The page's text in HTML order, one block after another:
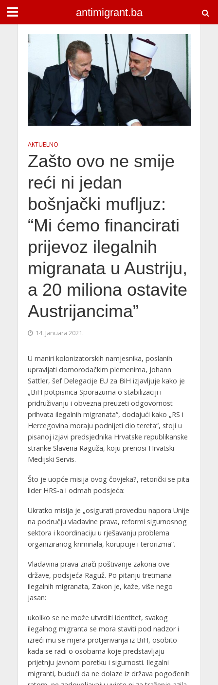
antimigrant.ba
AKTUELNO
Zašto ovo ne smije
reći ni jedan
bošnjački mufljuz:
“Mi ćemo financirati
prijevoz ilegalnih
migranata u Austriju,
a 20 miliona ostavite
Austrijancima”
14. Januara 2021.
U maniri kolonizatorskih namjesnika, poslanih
upravljati domorodačkim plemenima, Johann
Sattler, šef Delegacije EU za BiH izjavljuje kako je
„BiH potpisnica Sporazuma o stabilizaciji i
pridruživanju i obvezna preuzeti odgovornost
prihvata ilegalnih migranata“, dodajući kako „RS i
Hercegovina moraju podnijeti dio tereta“, stoji u
pisanoj izjavi predsjednika Hrvatske republikanske
stranke Slavena Raguža, koju prenosi Hrvatski
Medijski Servis.
Što je uopće misija ovog čovjeka?, retorički se pita
lider HRS-a i odmah podsjeća:
Ukratko misija je „osigurati provedbu napora Unije
na području vladavine prava, reformi sigurnosnog
sektora i koordinaciju u rješavanju problema
organiziranog kriminala, korupcije i terorizma“.
Vladavina prava znači poštivanje zakona ove
države, podsjeća Raguž. Po pitanju tretmana
ilegalnih migranata, Zakon je, kaže, više nego
jasan:
ukoliko se ne može utvrditi identitet, svakog
ilegalnog migranta se mora staviti pod nadzor i
izreći mu se mjera protjerivanja iz BiH, osobito
kada se radi o osobama koje predstavljaju
prijetnju javnom poretku i sigurnosti. Ilegalni
migranti, budući da ne dolaze iz država pogođenih